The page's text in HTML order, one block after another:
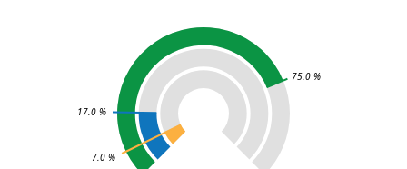
75.0 %
17.0 %
7.0 %